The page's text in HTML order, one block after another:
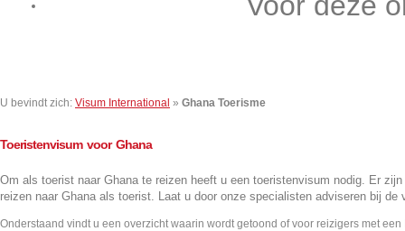
U bevindt zich: Visum International » Ghana Toerisme
Toeristenvisum voor Ghana
Om als toerist naar Ghana te reizen heeft u een toeristenvisum nodig. Er
reizen naar Ghana als toerist. Laat u door onze specialisten adviseren bij de
Onderstaand vindt u een overzicht waarin wordt getoond of voor reizigers met